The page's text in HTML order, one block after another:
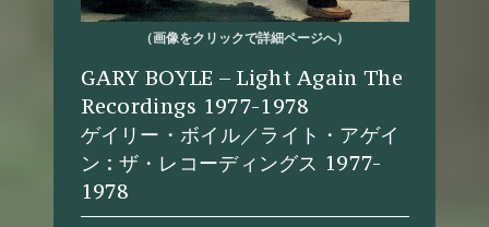
（画像をクリックで詳細ページへ）
GARY BOYLE – Light Again The
Recordings 1977-1978
ゲイリー・ボイル／ライト・アゲイ
ン : ザ・レコーディングス 1977-
1978